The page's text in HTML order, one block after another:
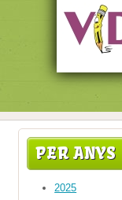
PER ANYS
2025